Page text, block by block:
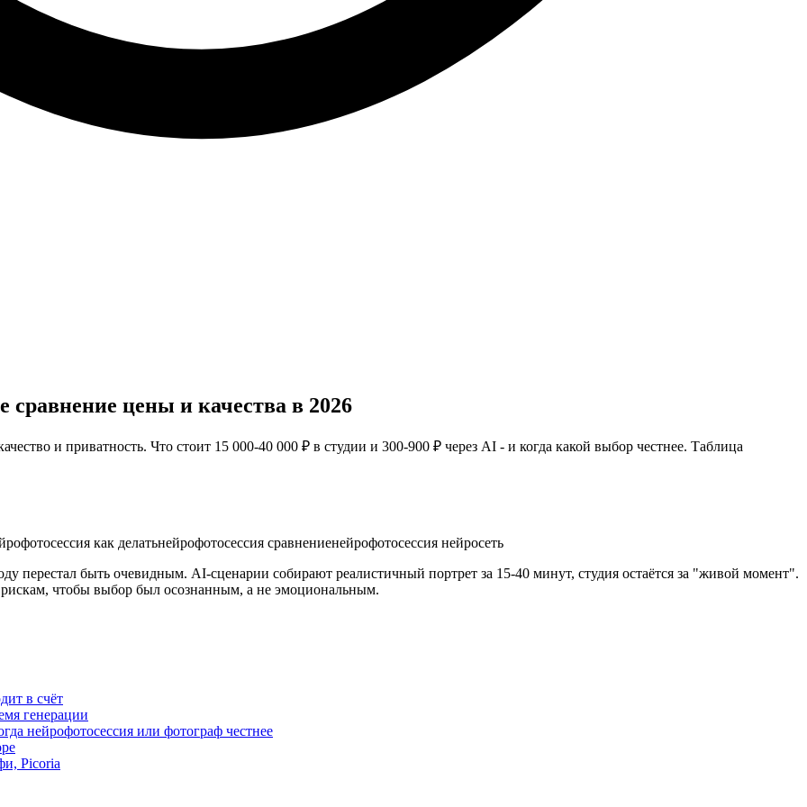
сравнение цены и качества в 2026
и приватность. Что стоит 15 000-40 000 ₽ в студии и 300-900 ₽ через AI - и когда какой выбор честнее. Таблица
как делатьнейрофотосессия сравнениенейрофотосессия нейросеть
перестал быть очевидным. AI-сценарии собирают реалистичный портрет за 15-40 минут, студия остаётся за "живой момент".
чтобы выбор был осознанным, а не эмоциональным.
в счёт
генерации
нейрофотосессия или фотограф честнее
Picoria